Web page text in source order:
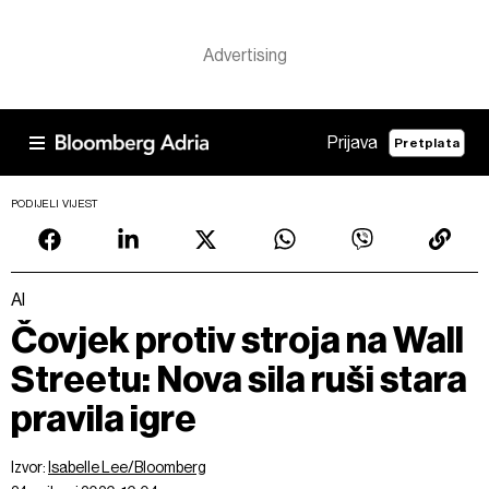
Prijava Pretplata
PODIJELI VIJEST
AI
Čovjek protiv stroja na Wall
Streetu: Nova sila ruši stara
pravila igre
Izvor: Isabelle Lee/Bloomberg